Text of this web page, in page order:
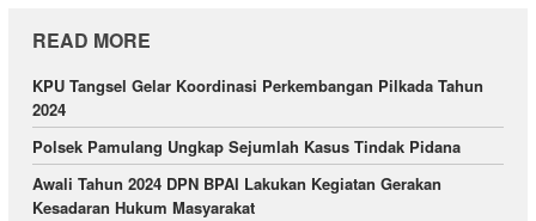
READ MORE
KPU Tangsel Gelar Koordinasi Perkembangan Pilkada Tahun
2024
Polsek Pamulang Ungkap Sejumlah Kasus Tindak Pidana
Awali Tahun 2024 DPN BPAI Lakukan Kegiatan Gerakan
Kesadaran Hukum Masyarakat